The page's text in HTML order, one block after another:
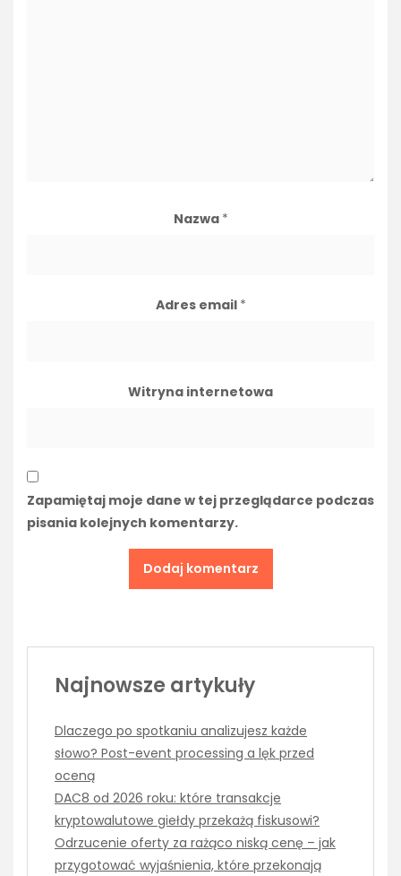
Nazwa *
Adres email *
Witryna internetowa
Zapamiętaj moje dane w tej przeglądarce podczas
pisania kolejnych komentarzy.
Najnowsze artykuły
Dlaczego po spotkaniu analizujesz każde
słowo? Post-event processing a lęk przed
oceną
DAC8 od 2026 roku: które transakcje
kryptowalutowe giełdy przekażą fiskusowi?
Odrzucenie oferty za rażąco niską cenę – jak
przygotować wyjaśnienia, które przekonają